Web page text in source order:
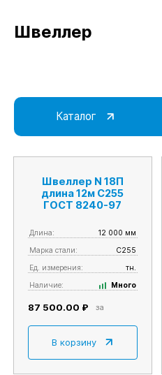
Швеллер
Каталог
Швеллер N 18П
длина 12м С255
ГОСТ 8240-97
Длина:
12 000 мм
Марка стали:
С255
Ед. измерения:
тн.
Наличие:
Много
87 500.00 ₽ за
В корзину